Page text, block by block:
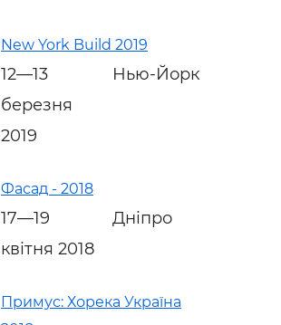
New York Build 2019
12—13
березня
2019
Нью-Йорк
Фасад - 2018
17—19
квітня 2018
Дніпро
Примус: Хорека Україна